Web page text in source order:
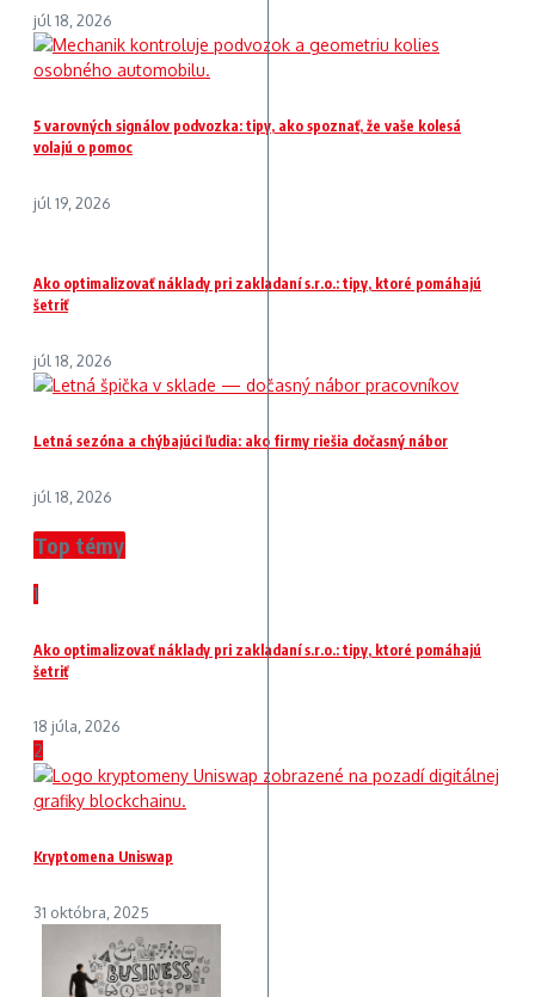
júl 18, 2026
5 varovných signálov podvozka: tipy, ako spoznať, že vaše kolesá
volajú o pomoc
júl 19, 2026
Ako optimalizovať náklady pri zakladaní s.r.o.: tipy, ktoré pomáhajú
šetriť
júl 18, 2026
Letná sezóna a chýbajúci ľudia: ako firmy riešia dočasný nábor
júl 18, 2026
Top témy
1
Ako optimalizovať náklady pri zakladaní s.r.o.: tipy, ktoré pomáhajú
šetriť
18 júla, 2026
2
Kryptomena Uniswap
31 októbra, 2025